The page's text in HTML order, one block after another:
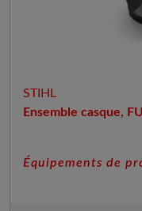
STIHL
Ensemble casque,
Équipements de